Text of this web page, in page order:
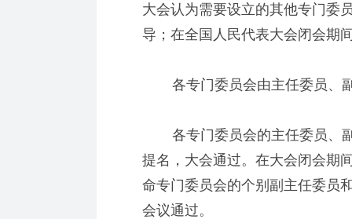
大会认为需要设立的其他专门委
导；在全国人民代表大会闭会期
各专门委员会由主任委员、副
各专门委员会的主任委员、副
提名，大会通过。在大会闭会期
命专门委员会的个别副主任委员
会议通过。